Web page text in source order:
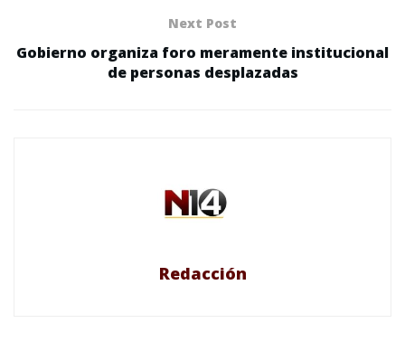
Next Post
Gobierno organiza foro meramente institucional
de personas desplazadas
Redacción